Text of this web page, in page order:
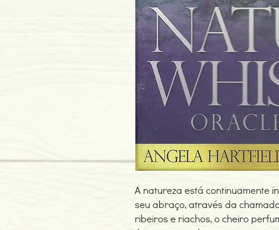
A natureza está continuamente
seu abraço, através da
ribeiros e riachos, o cheiro